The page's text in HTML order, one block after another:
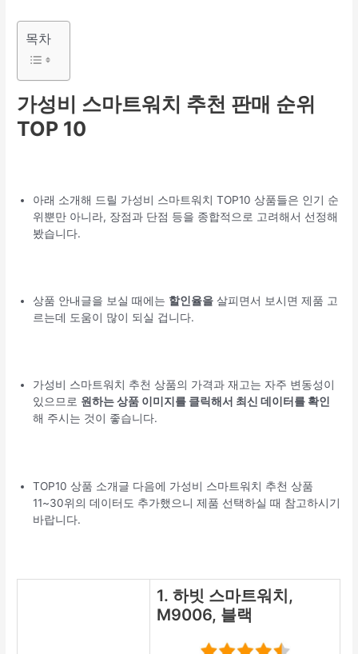
목차
가성비 스마트워치 추천 판매 순위
TOP 10
아래 소개해 드릴 가성비 스마트워치 TOP10 상품들은 인기 순
위뿐만 아니라, 장점과 단점 등을 종합적으로 고려해서 선정해
봤습니다.
상품 안내글을 보실 때에는 할인율을 살피면서 보시면 제품 고
르는데 도움이 많이 되실 겁니다.
가성비 스마트워치 추천 상품의 가격과 재고는 자주 변동성이
있으므로 원하는 상품 이미지를 클릭해서 최신 데이터를 확인
해 주시는 것이 좋습니다.
TOP10 상품 소개글 다음에 가성비 스마트워치 추천 상품
11~30위의 데이터도 추가했으니 제품 선택하실 때 참고하시기
바랍니다.
1. 하빗 스마트워치,
M9006, 블랙